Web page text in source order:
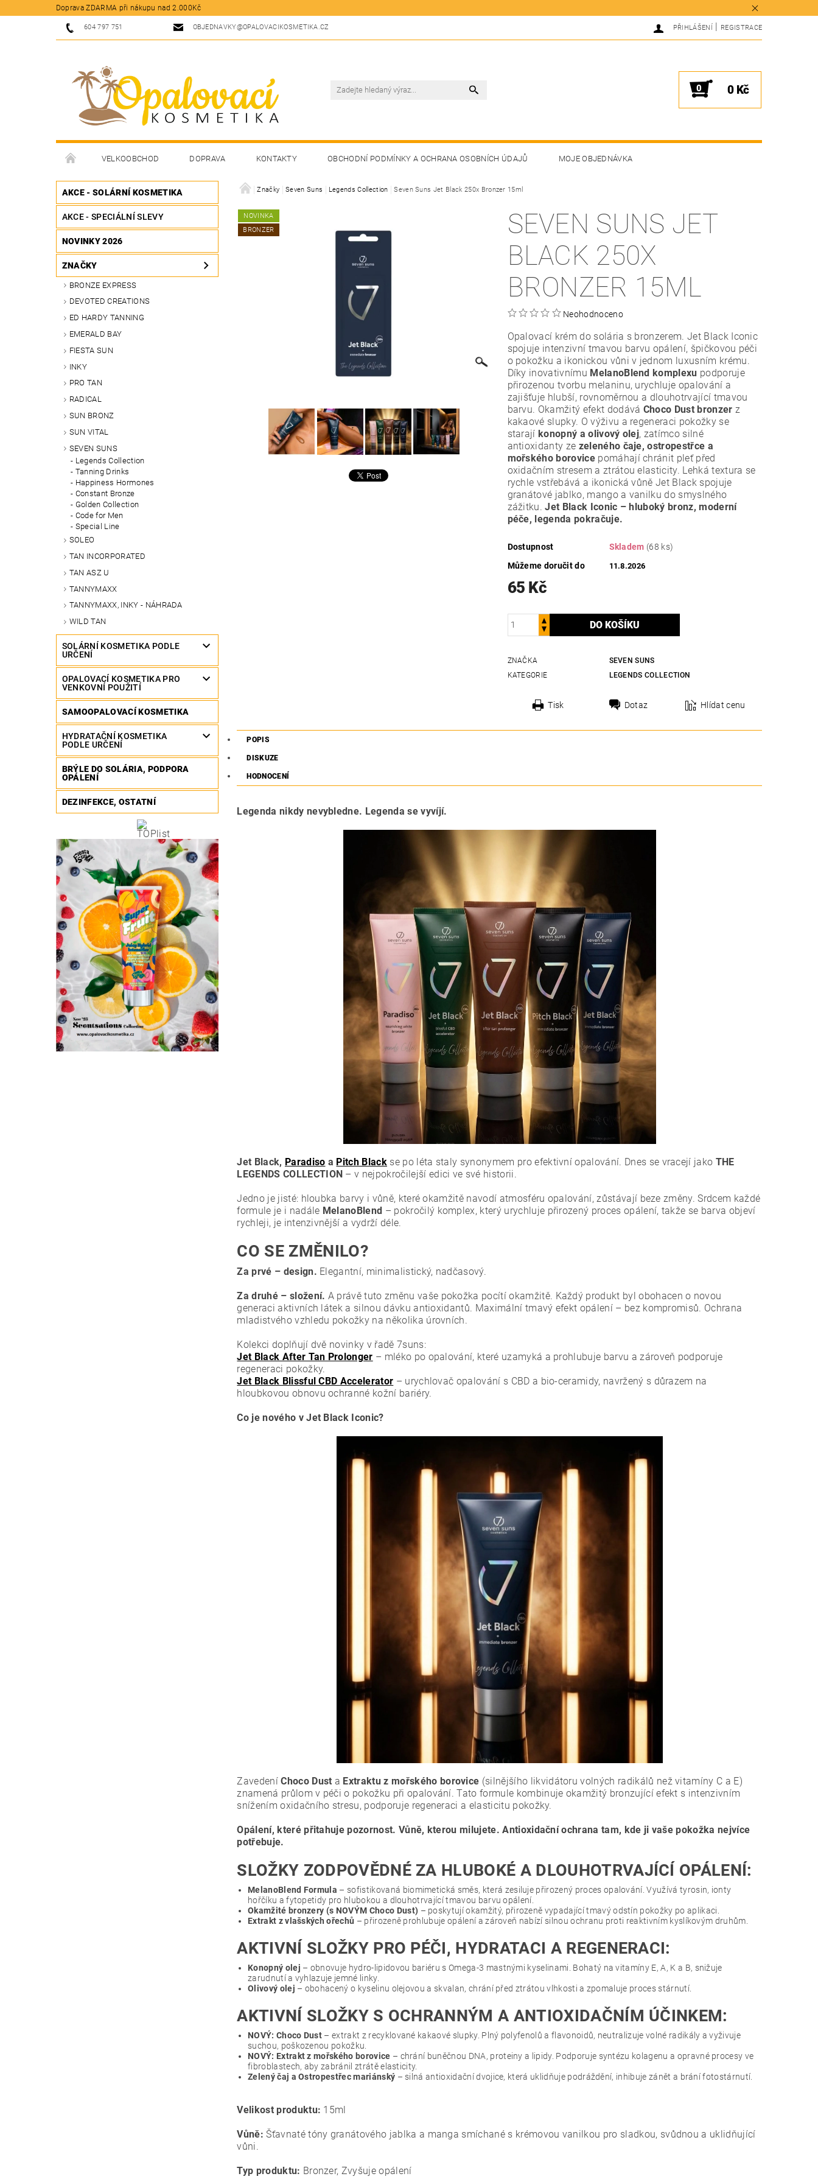
Doprava ZDARMA při nákupu nad 2.000Kč
604 797 751 OBJEDNAVKY@OPALOVACIKOSMETIKA.CZ PŘIHLÁŠENÍ REGISTRACE
0 0 Kč
VELKOOBCHOD DOPRAVA KONTAKTY OBCHODNÍ PODMÍNKY A OCHRANA OSOBNÍCH ÚDAJŮ MOJE OBJEDNÁVKA
AKCE - SOLÁRNÍ KOSMETIKA
AKCE - SPECIÁLNÍ SLEVY
NOVINKY 2026
ZNAČKY
BRONZE EXPRESS
DEVOTED CREATIONS
ED HARDY TANNING
EMERALD BAY
FIESTA SUN
INKY
PRO TAN
RADICAL
SUN BRONZ
SUN VITAL
SEVEN SUNS
Legends Collection
Tanning Drinks
Happiness Hormones
Constant Bronze
Golden Collection
Code for Men
Special Line
SOLEO
TAN INCORPORATED
TAN ASZ U
TANNYMAXX
TANNYMAXX, INKY - NÁHRADA
WILD TAN
SOLÁRNÍ KOSMETIKA PODLE
URČENÍ
OPALOVACÍ KOSMETIKA PRO
VENKOVNÍ POUŽITÍ
SAMOOPALOVACÍ KOSMETIKA
HYDRATAČNÍ KOSMETIKA
PODLE URČENÍ
BRÝLE DO SOLÁRIA, PODPORA
OPÁLENÍ
DEZINFEKCE, OSTATNÍ
Značky Seven Suns Legends Collection Seven Suns Jet Black 250x Bronzer 15ml
NOVINKA
BRONZER
SEVEN SUNS JET
BLACK 250X
BRONZER 15ML
Neohodnoceno
Opalovací krém do solária s bronzerem. Jet Black Iconic
spojuje intenzivní tmavou barvu opálení, špičkovou péči
o pokožku a ikonickou vůni v jednom luxusním krému.
Díky inovativnímu MelanoBlend komplexu podporuje
přirozenou tvorbu melaninu, urychluje opalování a
zajišťuje hlubší, rovnoměrnou a dlouhotrvající tmavou
barvu. Okamžitý efekt dodává Choco Dust bronzer z
kakaové slupky. O výživu a regeneraci pokožky se
starajíkonopný a olivový olej, zatímco silné
antioxidanty ze zeleného čaje, ostropestřce a
mořského borovicepomáhají chránit pleť před
oxidačním stresem a ztrátou elasticity. Lehká textura se
rychle vstřebává a ikonická vůně Jet Black spojuje
granátové jablko, mango a vanilku do smyslného
zážitku.Jet Black Iconic – hluboký bronz, moderní
péče, legenda pokračuje.
Dostupnost Skladem (68 ks)
Můžeme doručit do
11.8.2026
65 Kč
ZNAČKA
SEVEN SUNS
KATEGORIE
LEGENDS COLLECTION
Tisk Dotaz Hlídat cenu
POPIS
DISKUZE
HODNOCENÍ
Legenda nikdy nevybledne. Legenda se vyvíjí.
Jet Black, Paradiso a Pitch Black se po léta staly synonymem pro efektivní opalování. Dnes se vracejí jako THE
LEGENDS COLLECTION – v nejpokročilejší edici ve své historii.
Jedno je jisté: hloubka barvy i vůně, které okamžitě navodí atmosféru opalování, zůstávají beze změny. Srdcem každé
formule je i nadále MelanoBlend – pokročilý komplex, který urychluje přirozený proces opálení, takže se barva objeví
rychleji, je intenzivnější a vydrží déle.
CO SE ZMĚNILO?
Za prvé – design. Elegantní, minimalistický, nadčasový.
Za druhé – složení. A právě tuto změnu vaše pokožka pocítí okamžitě. Každý produkt byl obohacen o novou
generaci aktivních látek a silnou dávku antioxidantů. Maximální tmavý efekt opálení – bez kompromisů. Ochrana
mladistvého vzhledu pokožky na několika úrovních.
Kolekci doplňují dvě novinky v řadě 7suns:
Jet Black After Tan Prolonger – mléko po opalování, které uzamyká a prohlubuje barvu a zároveň podporuje
regeneraci pokožky.
Jet Black Blissful CBD Accelerator – urychlovač opalování s CBD a bio-ceramidy, navržený s důrazem na
hloubkovou obnovu ochranné kožní bariéry.
Co je nového v Jet Black Iconic?
ZavedeníChoco Dust a Extraktu z mořského borovice (silnějšího likvidátoru volných radikálů než vitamíny C a E)
znamená průlom v péči o pokožku při opalování. Tato formule kombinuje okamžitý bronzující efekt s intenzivním
snížením oxidačního stresu, podporuje regeneraci a elasticitu pokožky.
Opálení, které přitahuje pozornost. Vůně, kterou milujete. Antioxidační ochrana tam, kde ji vaše pokožka nejvíce
potřebuje.
SLOŽKY ZODPOVĚDNÉ ZA HLUBOKÉ A DLOUHOTRVAJÍCÍ OPÁLENÍ:
MelanoBlend Formula – sofistikovaná biomimetická směs, která zesiluje přirozený proces opalování. Využívá tyrosin, ionty
hořčíku a fytopetidy pro hlubokou a dlouhotrvající tmavou barvu opálení.
Okamžité bronzery (s NOVÝM Choco Dust) – poskytují okamžitý, přirozeně vypadající tmavý odstín pokožky po aplikaci.
Extrakt z vlašských ořechů – přirozeně prohlubuje opálení a zároveň nabízí silnou ochranu proti reaktivním kyslíkovým druhům.
AKTIVNÍ SLOŽKY PRO PÉČI, HYDRATACI A REGENERACI:
Konopný olej – obnovuje hydro-lipidovou bariéru s Omega-3 mastnými kyselinami. Bohatý na vitamíny E, A, K a B, snižuje
zarudnutí a vyhlazuje jemné linky.
Olivový olej – obohacený o kyselinu olejovou a skvalan, chrání před ztrátou vlhkosti a zpomaluje proces stárnutí.
AKTIVNÍ SLOŽKY S OCHRANNÝM A ANTIOXIDAČNÍM ÚČINKEM:
NOVÝ: Choco Dust – extrakt z recyklované kakaové slupky. Plný polyfenolů a flavonoidů, neutralizuje volné radikály a vyživuje
suchou, poškozenou pokožku.
NOVÝ: Extrakt z mořského borovice – chrání buněčnou DNA, proteiny a lipidy. Podporuje syntézu kolagenu a opravné procesy ve
fibroblastech, aby zabránil ztrátě elasticity.
Zelený čaj a Ostropestřec mariánský – silná antioxidační dvojice, která uklidňuje podráždění, inhibuje zánět a brání fotostárnutí.
Velikost produktu: 15ml
Vůně: Šťavnaté tóny granátového jablka a manga smíchané s krémovou vanilkou pro sladkou, svůdnou a uklidňující
vůni.
Typ produktu: Bronzer, Zvyšuje opálení